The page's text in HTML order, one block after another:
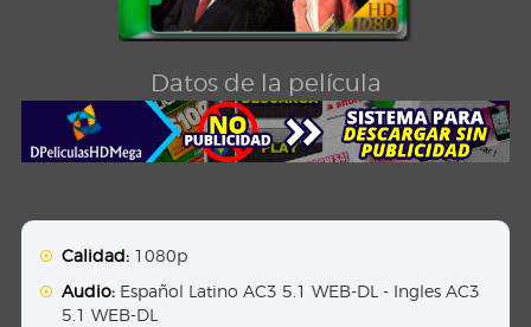
Datos de la película
Calidad: 1080p
Audio: Español Latino AC3 5.1 WEB-DL - Ingles AC3
5.1 WEB-DL